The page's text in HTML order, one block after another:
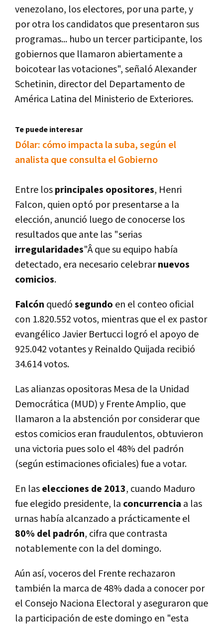
venezolano, los electores, por una parte, y
por otra los candidatos que presentaron sus
programas... hubo un tercer participante, los
gobiernos que llamaron abiertamente a
boicotear las votaciones", señaló Alexander
Schetinin, director del Departamento de
América Latina del Ministerio de Exteriores.
Te puede interesar
Dólar: cómo impacta la suba, según el
analista que consulta el Gobierno
Entre losprincipales opositores, Henri
Falcon, quien optó por presentarse a la
elección, anunció luego de conocerse los
resultados que ante las "serias
irregularidades"Â que su equipo habí­a
detectado, era necesario celebrarnuevos
comicios.
Falcón quedósegundo en el conteo oficial
con 1.820.552 votos, mientras que el ex pastor
evangélico Javier Bertucci logró el apoyo de
925.042 votantes y Reinaldo Quijada recibió
34.614 votos.
Las alianzas opositoras Mesa de la Unidad
Democrática (MUD) y Frente Amplio, que
llamaron a la abstención por considerar que
estos comicios eran fraudulentos, obtuvieron
una victoria pues solo el 48% del padrón
(según estimaciones oficiales) fue a votar.
En laselecciones de 2013, cuando Maduro
fue elegido presidente, la concurrencia a las
urnas habí­a alcanzado a prácticamente el
80% del padrón, cifra que contrasta
notablemente con la del domingo.
Aún así­, voceros del Frente rechazaron
también la marca de 48% dada a conocer por
el Consejo Naciona Electoral y aseguraron que
la participación de este domingo en "esta